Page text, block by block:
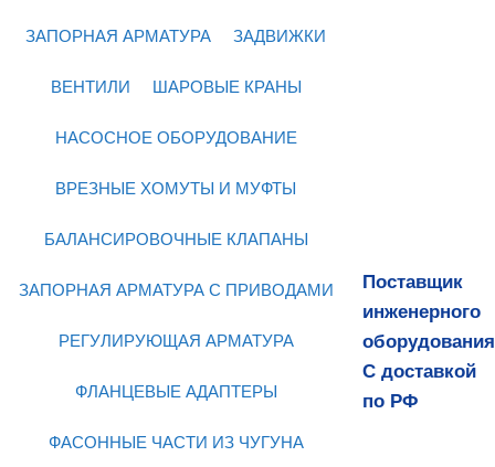
ЗАПОРНАЯ АРМАТУРА ЗАДВИЖКИ
ВЕНТИЛИ ШАРОВЫЕ КРАНЫ
НАСОСНОЕ ОБОРУДОВАНИЕ
ВРЕЗНЫЕ ХОМУТЫ И МУФТЫ
БАЛАНСИРОВОЧНЫЕ КЛАПАНЫ
ЗАПОРНАЯ АРМАТУРА С ПРИВОДАМИ
РЕГУЛИРУЮЩАЯ АРМАТУРА
ФЛАНЦЕВЫЕ АДАПТЕРЫ
ФАСОННЫЕ ЧАСТИ ИЗ ЧУГУНА
Поставщик
инженерного
оборудования
С доставкой
по РФ